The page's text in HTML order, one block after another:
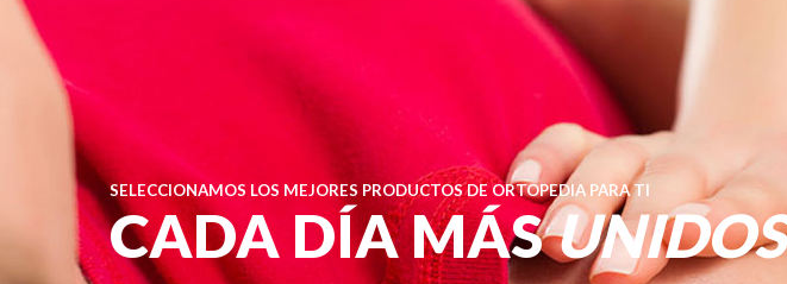
SELECCIONAMOS LOS MEJORES PRODUCTOS DE ORTOPEDIA PARA TI
CADA DÍA MÁSUNIDOS